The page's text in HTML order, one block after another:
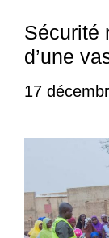
Sécurité
d’une
17